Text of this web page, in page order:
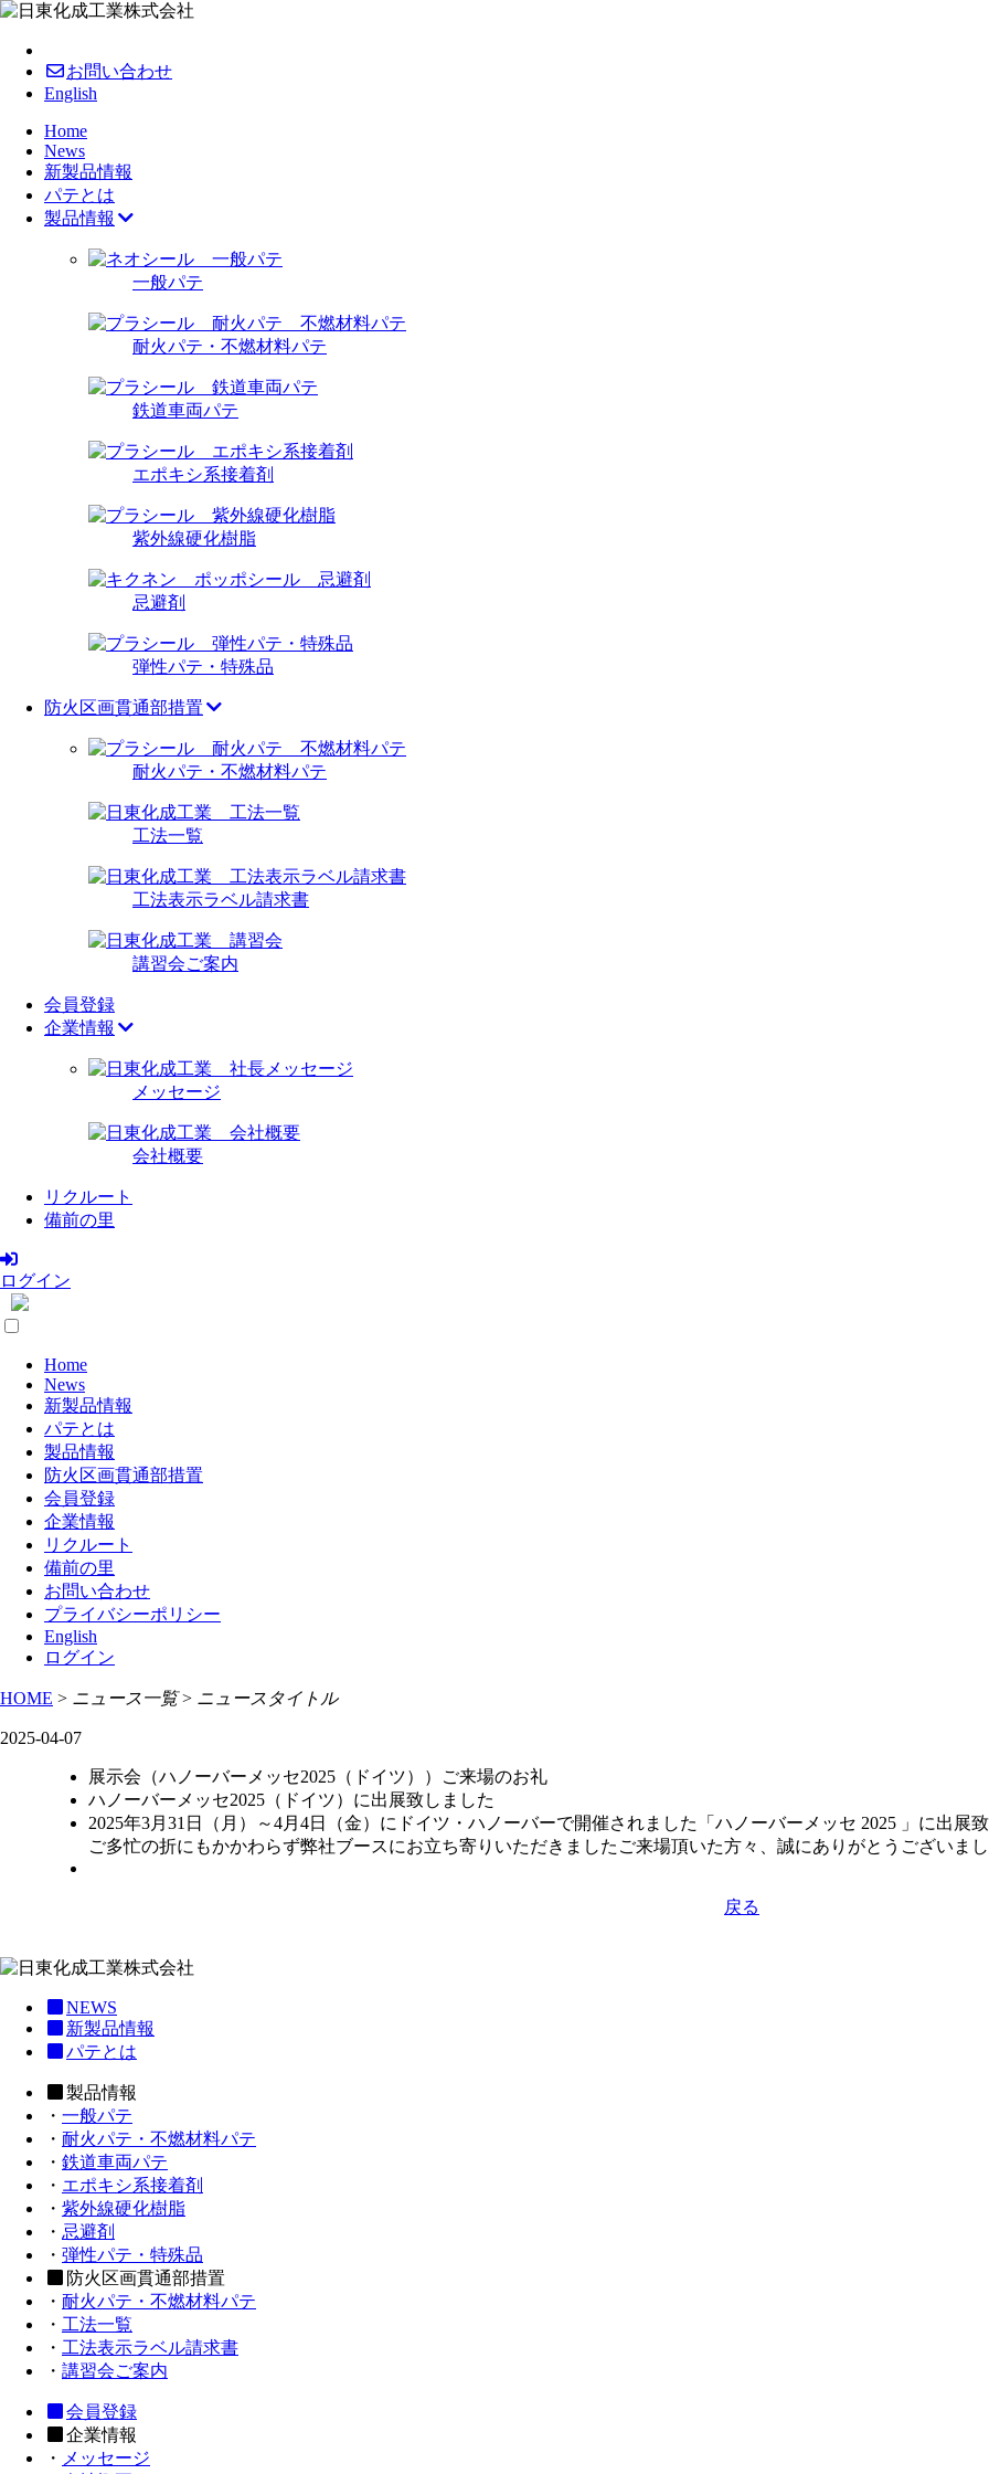
お問い合わせ
English
Home
News
新製品情報
パテとは
製品情報
一般パテ
耐火パテ・不燃材料パテ
鉄道車両パテ
エポキシ系接着剤
紫外線硬化樹脂
忌避剤
弾性パテ・特殊品
防火区画貫通部措置
耐火パテ・不燃材料パテ
工法一覧
工法表示ラベル請求書
講習会ご案内
会員登録
企業情報
メッセージ
会社概要
リクルート
備前の里
ログイン
Home
News
新製品情報
パテとは
製品情報
防火区画貫通部措置
会員登録
企業情報
リクルート
備前の里
お問い合わせ
プライバシーポリシー
English
ログイン
HOME > ニュース一覧 > ニュースタイトル
2025-04-07
展示会（ハノーバーメッセ2025（ドイツ））ご来場のお礼
ハノーバーメッセ2025（ドイツ）に出展致しました
2025年3月31日（月）～4月4日（金）にドイツ・ハノーバーで開催されました「ハノーバーメッセ 2025 」に出展致
ご多忙の折にもかかわらず弊社ブースにお立ち寄りいただきましたご来場頂いた方々、誠にありがとうございま
戻る
NEWS
新製品情報
パテとは
製品情報
・ 一般パテ
・ 耐火パテ・不燃材料パテ
・ 鉄道車両パテ
・ エポキシ系接着剤
・ 紫外線硬化樹脂
・ 忌避剤
・ 弾性パテ・特殊品
防火区画貫通部措置
・ 耐火パテ・不燃材料パテ
・ 工法一覧
・ 工法表示ラベル請求書
・ 講習会ご案内
会員登録
企業情報
・ メッセージ